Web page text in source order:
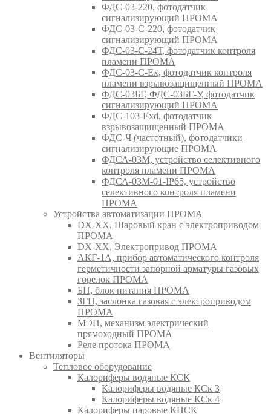
ФДС-03-220, фотодатчик
сигнализирующий ПРОМА
ФДС-03-С-220, фотодатчик
сигнализирующий ПРОМА
ФДС-03-С-24Т, фотодатчик контроля
пламени ПРОМА
ФДС-03-С-Ex, фотодатчик контроля
пламени взрывозащищенный ПРОМА
ФДС-03БГ, ФДС-03БГ-У, фотодатчик
сигнализирующий ПРОМА
ФДС-103-Ехd, фотодатчик
взрывозащищенный ПРОМА
ФДС-Ч (частотный), фотодатчики
сигнализирующие ПРОМА
ФДСА-03М, устройство селективного
контроля пламени ПРОМА
ФДСА-03М-01-IP65, устройство
селективного контроля пламени
ПРОМА
Устройства автоматизации ПРОМА
DX-XX, Шаровый кран c электроприводом
ПРОМА
DX-XX, Электропривод ПРОМА
АКГ-1А, прибор автоматического контроля
герметичности запорной арматуры газовых
горелок ПРОМА
БП, блок питания ПРОМА
ЗГП, заслонка газовая с электроприводом
ПРОМА
МЭП, механизм электрический
прямоходный ПРОМА
Реле протока ПРОМА
Вентиляторы
Тепловое оборудование
Калориферы водяные КСК
Калориферы водяные КСк 3
Калориферы водяные КСк 4
Калориферы паровые КПСК